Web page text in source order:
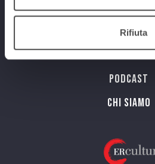
Rifiuta
Programmi
Streaming
Playlist
PODCAST
Chi siamo